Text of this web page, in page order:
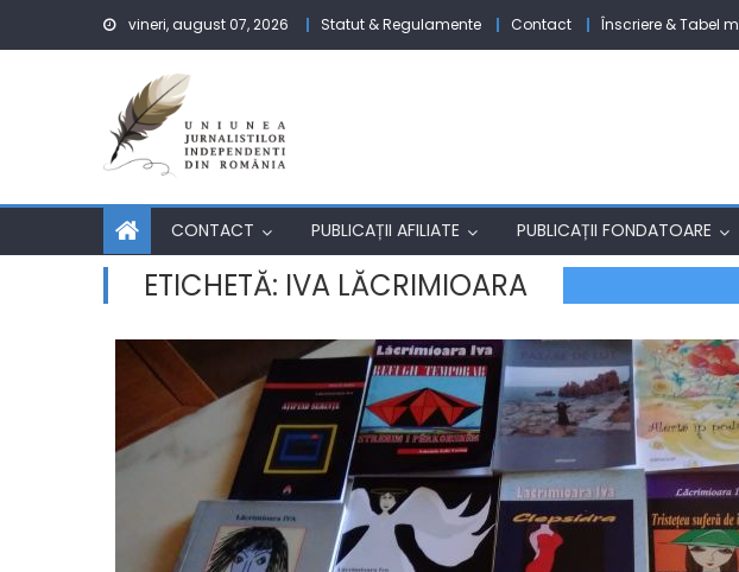
Skip to content vineri, august 07, 2026 Statut & Regulamente Contact Înscriere & Tabel
CONTACT PUBLICAȚII AFILIATE PUBLICAȚII FONDATOARE
ETICHETĂ: IVA LĂCRIMIOARA